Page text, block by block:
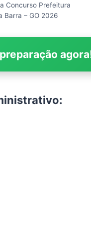
Concurso Prefeitura
Barra – GO 2026